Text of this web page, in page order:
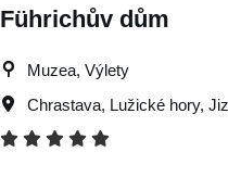
Führichův dům
Muzea, Výlety
Chrastava, Lužické hory,